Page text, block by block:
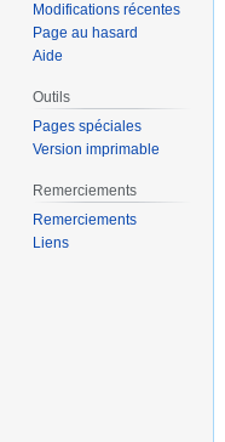
Modifications récentes
Page au hasard
Aide
Outils
Pages spéciales
Version imprimable
Remerciements
Remerciements
Liens